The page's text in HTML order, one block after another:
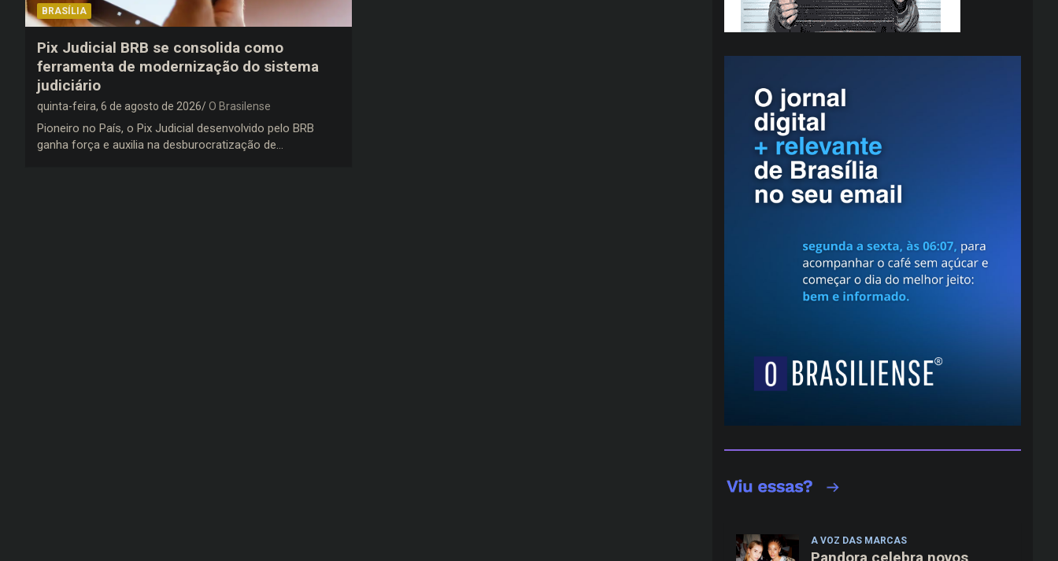
BRASÍLIA
Pix Judicial BRB se consolida como
ferramenta de modernização do sistema
judiciário
quinta-feira, 6 de agosto de 2026 O Brasilense
Pioneiro no País, o Pix Judicial desenvolvido pelo BRB
ganha força e auxilia na desburocratização de…
A VOZ DAS MARCAS